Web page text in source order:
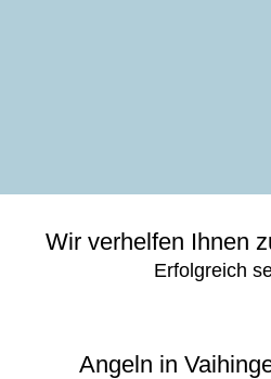
Wir verhelfen Ihnen
Erfolgreich
Angeln in